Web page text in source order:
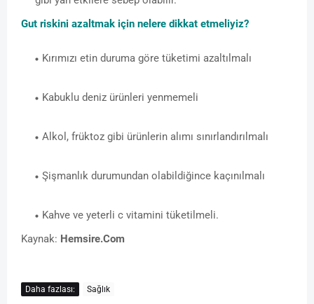
Gut riskini azaltmak için nelere dikkat etmeliyiz?
Kırımızı etin duruma göre tüketimi azaltılmalı
Kabuklu deniz ürünleri yenmemeli
Alkol, früktoz gibi ürünlerin alımı sınırlandırılmalı
Şişmanlık durumundan olabildiğince kaçınılmalı
Kahve ve yeterli c vitamini tüketilmeli.
Kaynak: Hemsire.Com
Daha fazlası: Sağlık